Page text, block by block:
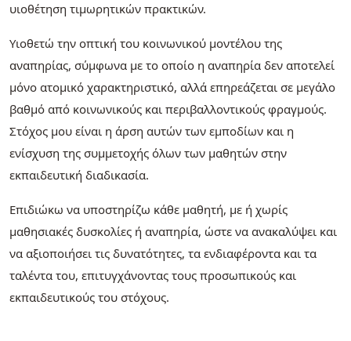
υιοθέτηση τιμωρητικών πρακτικών.
Υιοθετώ την οπτική του κοινωνικού μοντέλου της
αναπηρίας, σύμφωνα με το οποίο η αναπηρία δεν αποτελεί
μόνο ατομικό χαρακτηριστικό, αλλά επηρεάζεται σε μεγάλο
βαθμό από κοινωνικούς και περιβαλλοντικούς φραγμούς.
Στόχος μου είναι η άρση αυτών των εμποδίων και η
ενίσχυση της συμμετοχής όλων των μαθητών στην
εκπαιδευτική διαδικασία.
Επιδιώκω να υποστηρίζω κάθε μαθητή, με ή χωρίς
μαθησιακές δυσκολίες ή αναπηρία, ώστε να ανακαλύψει και
να αξιοποιήσει τις δυνατότητες, τα ενδιαφέροντα και τα
ταλέντα του, επιτυγχάνοντας τους προσωπικούς και
εκπαιδευτικούς του στόχους.